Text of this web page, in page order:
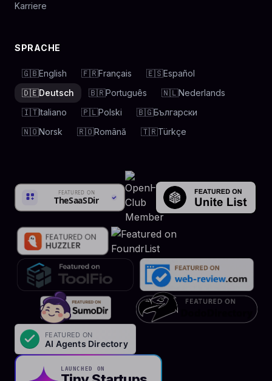
Karriere
SPRACHE
🇬🇧English 🇫🇷Français 🇪🇸Español
🇩🇪Deutsch 🇧🇷Português 🇳🇱Nederlands
🇮🇹Italiano 🇵🇱Polski 🇧🇬Български
🇳🇴Norsk 🇷🇴Română 🇹🇷Türkçe
LAUNCHED ON